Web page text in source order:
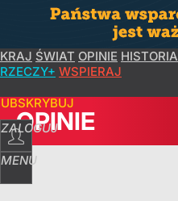
KRAJ ŚWIAT OPINIE HISTORIA
RZECZY+ WSPIERAJ
ZALOGUJ
MENU
OPINIE